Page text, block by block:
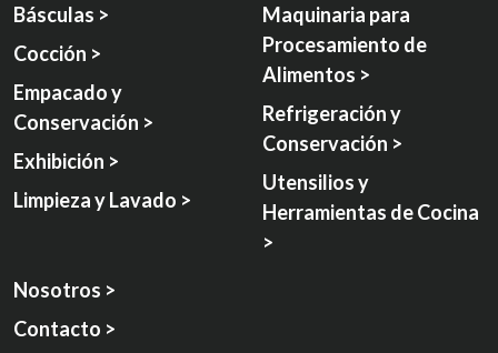
Básculas >
Cocción >
Empacado y
Conservación >
Exhibición >
Limpieza y Lavado >
Maquinaria para
Procesamiento de
Alimentos >
Refrigeración y
Conservación >
Utensilios y
Herramientas de Cocina
>
Nosotros >
Contacto >